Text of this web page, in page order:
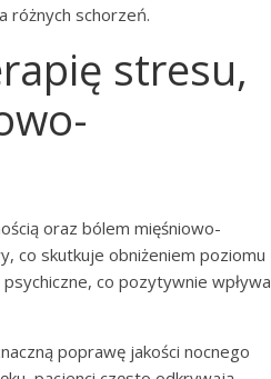
różnych schorzeń.
stresu,
oraz bólem mięśniowo-
co skutkuje obniżeniem poziomu
co pozytywnie wpływa
poprawę jakości nocnego